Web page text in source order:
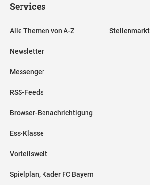
Services
Alle Themen von A-Z
Newsletter
Messenger
RSS-Feeds
Browser-Benachrichtigung
Ess-Klasse
Vorteilswelt
Spielplan, Kader FC Bayern
Stellenmarkt